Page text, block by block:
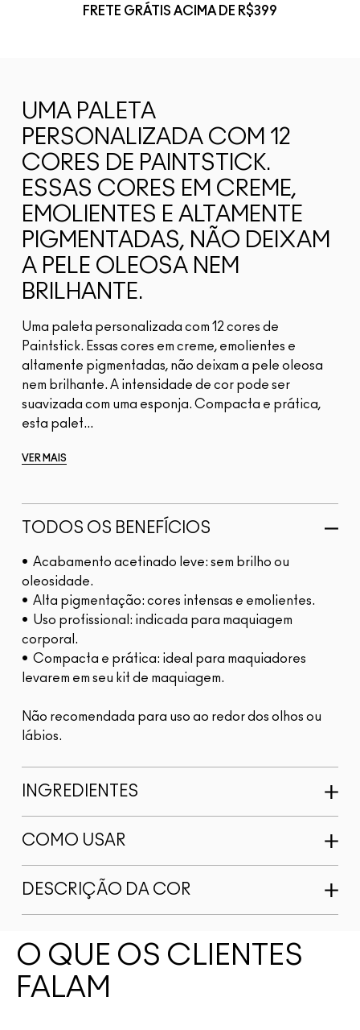
FRETE GRÁTIS ACIMA DE R$399
UMA PALETA
PERSONALIZADA COM 12
CORES DE PAINTSTICK.
ESSAS CORES EM CREME,
EMOLIENTES E ALTAMENTE
PIGMENTADAS, NÃO DEIXAM
A PELE OLEOSA NEM
BRILHANTE.
Uma paleta personalizada com 12 cores de
Paintstick. Essas cores em creme, emolientes e
altamente pigmentadas, não deixam a pele oleosa
nem brilhante. A intensidade de cor pode ser
suavizada com uma esponja. Compacta e prática,
esta palet...
VER MAIS
TODOS OS BENEFÍCIOS
• Acabamento acetinado leve: sem brilho ou
oleosidade.
• Alta pigmentação: cores intensas e emolientes.
• Uso profissional: indicada para maquiagem
corporal.
• Compacta e prática: ideal para maquiadores
levarem em seu kit de maquiagem.
Não recomendada para uso ao redor dos olhos ou
lábios.
INGREDIENTES
COMO USAR
DESCRIÇÃO DA COR
O QUE OS CLIENTES
FALAM